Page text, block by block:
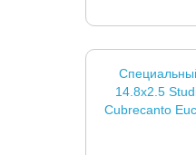
14.8x2.5
Cubrecanto